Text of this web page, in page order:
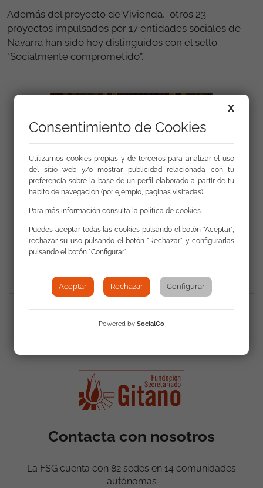
Además del proyecto de Vivienda, otros 23
proyectos impulsados por 17 entidades sociales de
Navarra han sido hoy distinguidos con el sello
"Socialmente comprometido”.
Volver a Actualidad
Compartir:
Contacta con nosotros
La FSG cuenta con 82 sedes en 14 comunidades
autónomas
X
Consentimiento de Cookies
Utilizamos cookies propias y de terceros para analizar el uso
del sitio web y/o mostrar publicidad relacionada con tu
preferencia sobre la base de un perfil elaborado a partir de tu
hábito de navegación (por ejemplo, páginas visitadas).
Para más información consulta la política de cookies
Puedes aceptar todas las cookies pulsando el botón "Aceptar",
rechazar su uso pulsando el botón "Rechazar" y configurarlas
pulsando el botón "Configurar".
Aceptar Rechazar Configurar
Powered by SocialCo